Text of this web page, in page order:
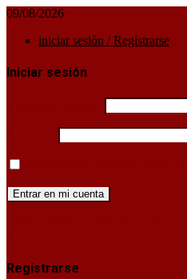
09/08/2026
iniciar sesión / Registrarse
Iniciar sesión
Registrarse